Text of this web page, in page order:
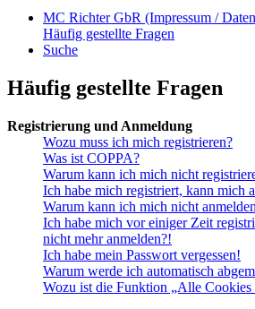
MC Richter GbR (Impressum /
Häufig gestellte Fragen
Suche
Häufig gestellte Fragen
Registrierung und Anmeldung
Wozu muss ich mich registrieren?
Was ist COPPA?
Warum kann ich mich nicht
Ich habe mich registriert, kann mich
Warum kann ich mich nicht
Ich habe mich vor einiger Zeit
nicht mehr anmelden?!
Ich habe mein Passwort vergessen!
Warum werde ich automatisch
Wozu ist die Funktion „Alle Cookies